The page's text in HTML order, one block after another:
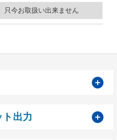
只今お取扱い出来ません
出力